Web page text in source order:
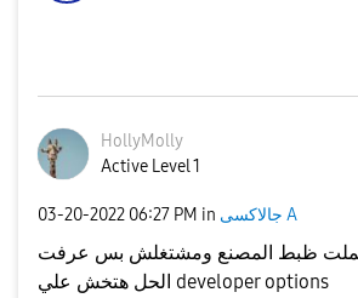
HollyMolly
Active Level 1
‎03-20-2022 06:27 PM in جالاكسى A
عملت ظبط المصنع ومشتغلش بس عرفت
الحل هتخش علي developer options